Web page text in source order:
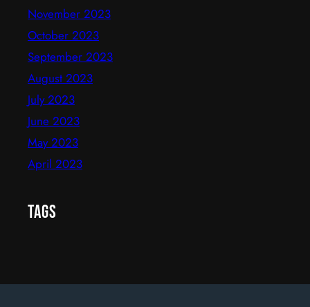
November 2023
October 2023
September 2023
August 2023
July 2023
June 2023
May 2023
April 2023
Tags